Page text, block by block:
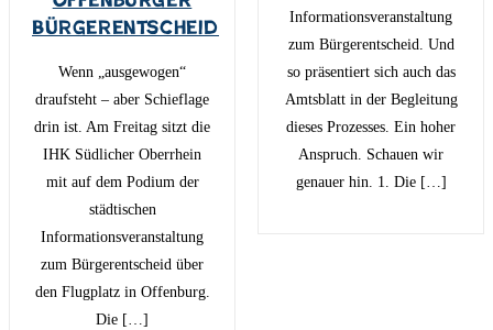
Bürgerentscheid
Wenn „ausgewogen“
draufsteht – aber Schieflage
drin ist. Am Freitag sitzt die
IHK Südlicher Oberrhein
mit auf dem Podium der
städtischen
Informationsveranstaltung
zum Bürgerentscheid über
den Flugplatz in Offenburg.
Die […]
Informationsveranstaltung
zum Bürgerentscheid. Und
so präsentiert sich auch das
Amtsblatt in der Begleitung
dieses Prozesses. Ein hoher
Anspruch. Schauen wir
genauer hin. 1. Die […]